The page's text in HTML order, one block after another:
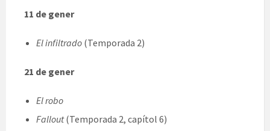
11 de gener
El infiltrado (Temporada 2)
21 de gener
El robo
Fallout(Temporada 2, capítol 6)